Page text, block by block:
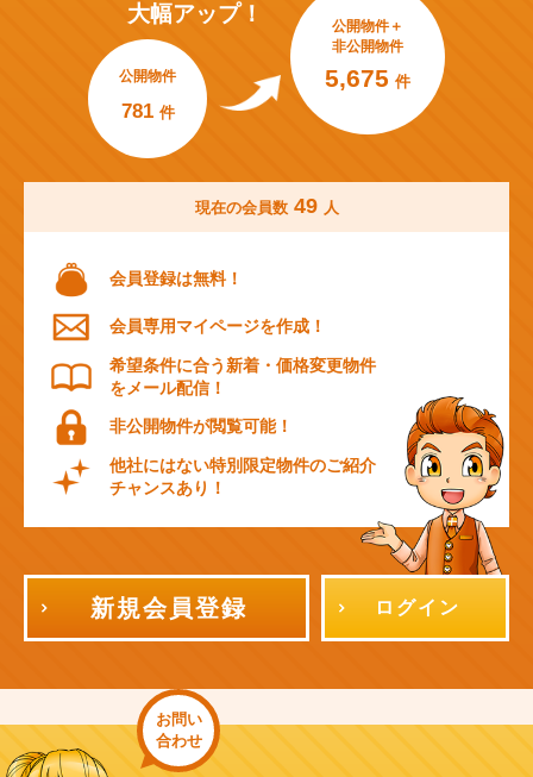
大幅アップ！
公開物件
781 件
公開物件＋
非公開物件
5,675 件
現在の会員数 49 人
会員登録は無料！
会員専用マイページを作成！
希望条件に合う新着・価格変更物件
をメール配信！
非公開物件が閲覧可能！
他社にはない特別限定物件のご紹介
チャンスあり！
新規会員登録 ログイン
お問い
合わせ